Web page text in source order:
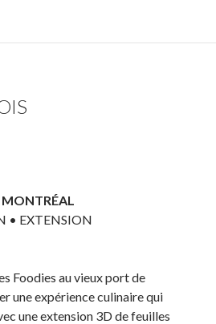
• EXTENSION
Foodies au vieux port de
une expérience culinaire qui
une extension 3D de feuilles